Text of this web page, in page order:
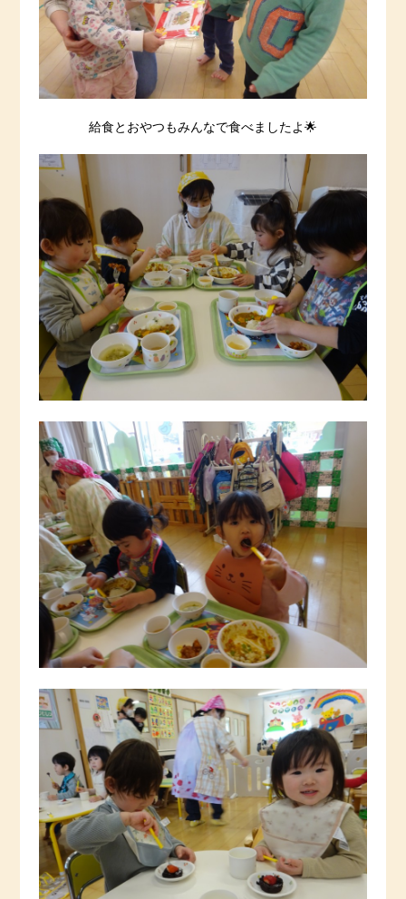
給食とおやつもみんなで食べましたよ🌟